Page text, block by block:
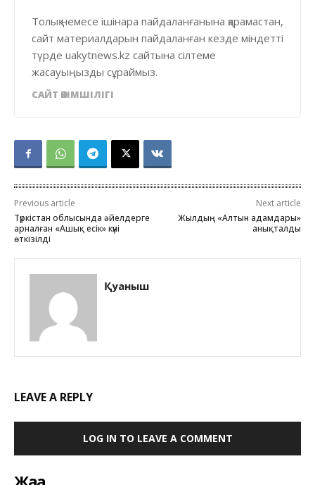
Толық немесе ішінара пайдаланғанына қарамастан,
сайт материалдарын пайдаланған кезде міндетті
түрде uakytnews.kz сайтына сілтеме
жасауыңызды сұраймыз.
САЙТ ӘКІМШІЛІГІ
Previous article
Түркістан облысында әйелдерге
арналған «Ашық есік» күні
өткізілді
Next article
Жылдың «Алтын адамдары»
анықталды
Қуаныш
LEAVE A REPLY
LOG IN TO LEAVE A COMMENT
Жаңа